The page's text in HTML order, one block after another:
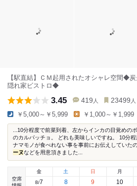
【駅直結】ＣＭ起用されたオシャレ空間◆
隠れ家ビストロ◆
3.45 419 人 23499 人
￥5,000～￥5,999 ￥1,000～￥1,999
...10分程度で前菜到着、左からインカの目覚めの
のカルパッチョ。 どれも美味しいですね。 10分程
ナマモノが食べれない事を事前にお伝えしていた
ーヌなどを用意頂きました...
空席
金
8/7
土
8
日
9
月
10